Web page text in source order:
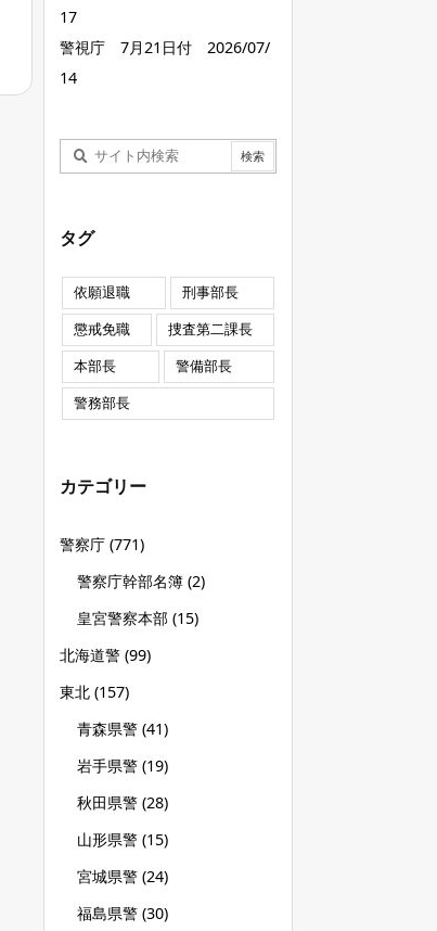
17
警視庁 7月21日付 2026/07/
14
タグ
依願退職
刑事部長
懲戒免職
捜査第二課長
本部長
警備部長
警務部長
カテゴリー
警察庁 (771)
警察庁幹部名簿 (2)
皇宮警察本部 (15)
北海道警 (99)
東北 (157)
青森県警 (41)
岩手県警 (19)
秋田県警 (28)
山形県警 (15)
宮城県警 (24)
福島県警 (30)